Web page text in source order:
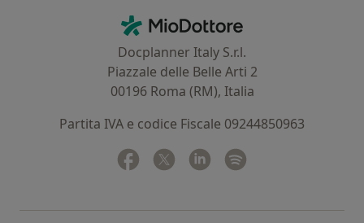
MioDottore - Homepage
Docplanner Italy S.r.l.
Piazzale delle Belle Arti 2
00196 Roma (RM), Italia
Partita IVA e codice Fiscale 09244850963
Facebook
si apre in una nuova scheda
Twitter
si apre in una nuova scheda
Linkedin
si apre in una nuova